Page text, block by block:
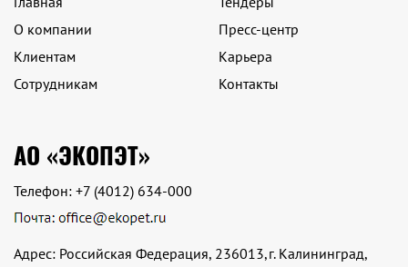
О компании
Клиентам
Сотрудникам
Пресс-центр
Карьера
Контакты
АО «ЭКОПЭТ»
Телефон: +7 (4012) 634-000
Адрес: Российская Федерация, 236013,г. Калининград,